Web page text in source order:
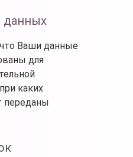
данных
Ваши данные
для
каких
переданы